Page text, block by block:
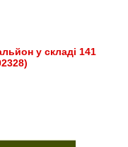
у складі 141